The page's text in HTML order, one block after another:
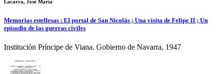
Lacarra, José María
Memorias estellesas : El portal de San Nicolás ; Una visita de Felipe II ; Un
episodio de las guerras civiles
Institución Príncipe de Viana. Gobierno de Navarra, 1947